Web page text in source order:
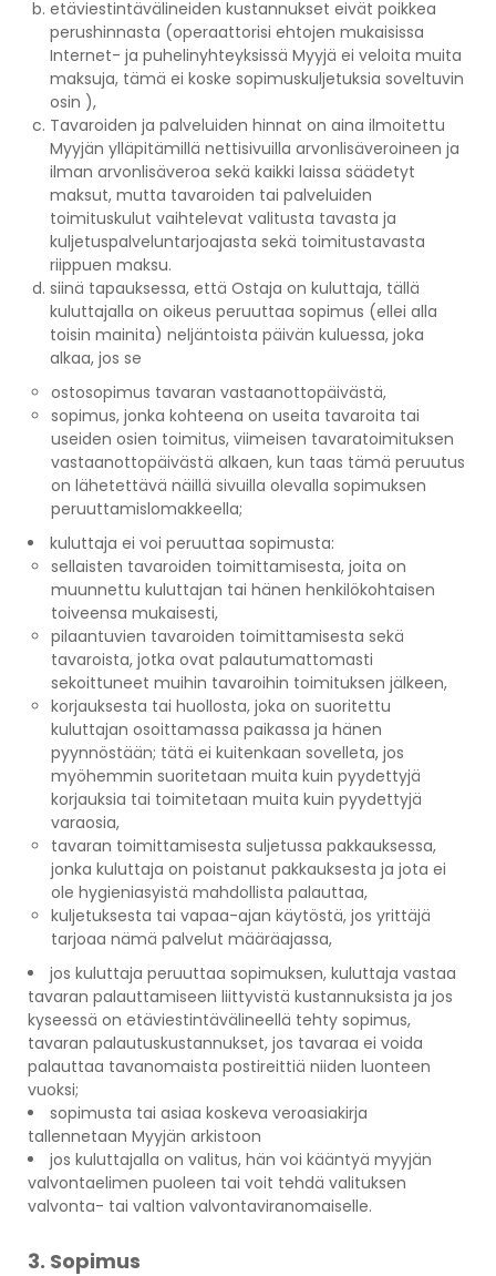
etäviestintävälineiden kustannukset eivät poikkea
perushinnasta (operaattorisi ehtojen mukaisissa
Internet- ja puhelinyhteyksissä Myyjä ei veloita muita
maksuja, tämä ei koske sopimuskuljetuksia soveltuvin
osin ),
Tavaroiden ja palveluiden hinnat on aina ilmoitettu
Myyjän ylläpitämillä nettisivuilla arvonlisäveroineen ja
ilman arvonlisäveroa sekä kaikki laissa säädetyt
maksut, mutta tavaroiden tai palveluiden
toimituskulut vaihtelevat valitusta tavasta ja
kuljetuspalveluntarjoajasta sekä toimitustavasta
riippuen maksu.
siinä tapauksessa, että Ostaja on kuluttaja, tällä
kuluttajalla on oikeus peruuttaa sopimus (ellei alla
toisin mainita) neljäntoista päivän kuluessa, joka
alkaa, jos se
ostosopimus tavaran vastaanottopäivästä,
sopimus, jonka kohteena on useita tavaroita tai
useiden osien toimitus, viimeisen tavaratoimituksen
vastaanottopäivästä alkaen, kun taas tämä peruutus
on lähetettävä näillä sivuilla olevalla sopimuksen
peruuttamislomakkeella;
kuluttaja ei voi peruuttaa sopimusta:
sellaisten tavaroiden toimittamisesta, joita on
muunnettu kuluttajan tai hänen henkilökohtaisen
toiveensa mukaisesti,
pilaantuvien tavaroiden toimittamisesta sekä
tavaroista, jotka ovat palautumattomasti
sekoittuneet muihin tavaroihin toimituksen jälkeen,
korjauksesta tai huollosta, joka on suoritettu
kuluttajan osoittamassa paikassa ja hänen
pyynnöstään; tätä ei kuitenkaan sovelleta, jos
myöhemmin suoritetaan muita kuin pyydettyjä
korjauksia tai toimitetaan muita kuin pyydettyjä
varaosia,
tavaran toimittamisesta suljetussa pakkauksessa,
jonka kuluttaja on poistanut pakkauksesta ja jota ei
ole hygieniasyistä mahdollista palauttaa,
kuljetuksesta tai vapaa-ajan käytöstä, jos yrittäjä
tarjoaa nämä palvelut määräajassa,
jos kuluttaja peruuttaa sopimuksen, kuluttaja vastaa
tavaran palauttamiseen liittyvistä kustannuksista ja jos
kyseessä on etäviestintävälineellä tehty sopimus,
tavaran palautuskustannukset, jos tavaraa ei voida
palauttaa tavanomaista postireittiä niiden luonteen
vuoksi;
sopimusta tai asiaa koskeva veroasiakirja
tallennetaan Myyjän arkistoon
jos kuluttajalla on valitus, hän voi kääntyä myyjän
valvontaelimen puoleen tai voit tehdä valituksen
valvonta- tai valtion valvontaviranomaiselle.
3. Sopimus